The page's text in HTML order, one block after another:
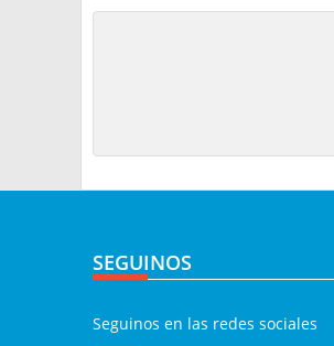
SEGUINOS
Seguinos en las redes sociales